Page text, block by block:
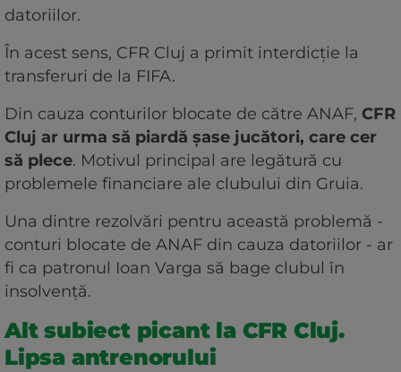
datoriilor.
În acest sens, CFR Cluj a primit interdicție la
transferuri de la FIFA.
Din cauza conturilor blocate de către ANAF, CFR
Cluj ar urma să piardă șase jucători, care cer
să plece. Motivul principal are legătură cu
problemele financiare ale clubului din Gruia.
Una dintre rezolvări pentru această problemă -
conturi blocate de ANAF din cauza datoriilor - ar
fi ca patronul Ioan Varga să bage clubul în
insolvență.
Alt subiect picant la CFR Cluj.
Lipsa antrenorului